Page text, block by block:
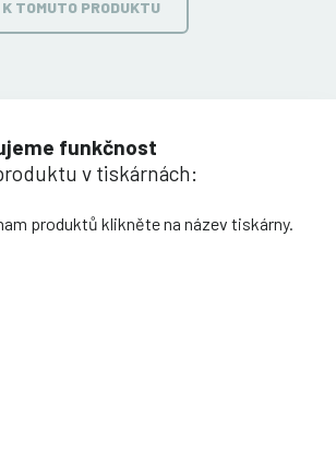
TOMUTO PRODUKTU
funkčnost
v tiskárnách:
produktů klikněte na název tiskárny.